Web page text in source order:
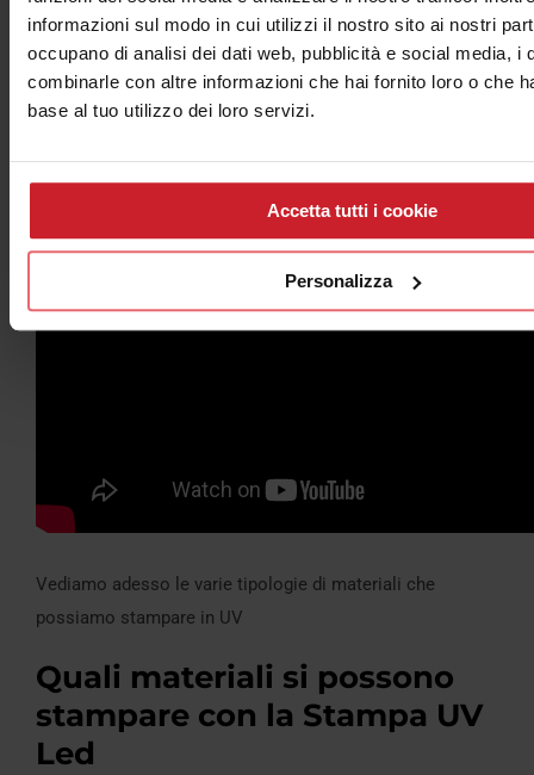
informazioni sul modo in cui utilizzi il nostro sito ai nostri
occupano di analisi dei dati web, pubblicità e social media, i
combinarle con altre informazioni che hai fornito loro o che
base al tuo utilizzo dei loro servizi.
Accetta tutti i cookie
Personalizza
Anche in questo caso vi consiglio di guardare il video
sulla stampa delle cover con Roland Lef-200
Vediamo adesso le varie tipologie di materiali che
possiamo stampare in UV
Quali materiali si possono
stampare con la Stampa UV
Led